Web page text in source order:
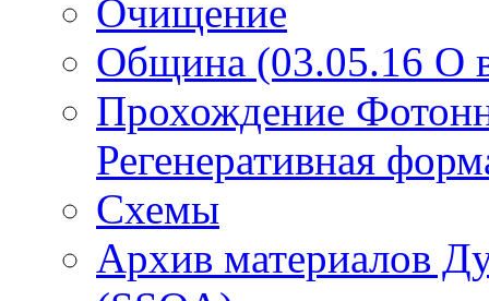
Очищение
Община (03.05.16 О
Прохождение
Регенеративная
Схемы
Архив материалов